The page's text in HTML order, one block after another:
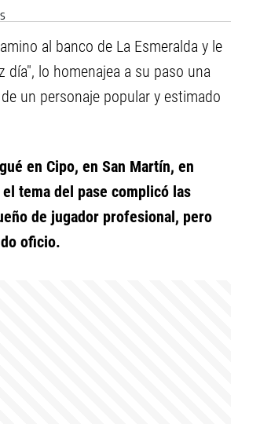
al banco de La Esmeralda y le
día", lo homenajea a su paso una
un personaje popular y estimado
en Cipo, en San Martín, en
tema del pase complicó las
de jugador profesional, pero
oficio.